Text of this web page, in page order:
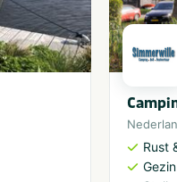
Rust